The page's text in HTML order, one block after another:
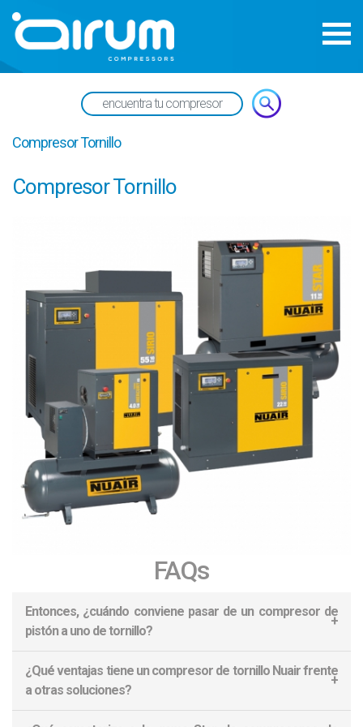
Compresor Tornillo
Compresor Tornillo
FAQs
Entonces, ¿cuándo conviene pasar de un compresor de
pistón a uno de tornillo?
Cuando se necesita aire comprimido durante muchas horas al día,
con varios puestos trabajando a la vez y/o un caudal elevado, el
compresor de tornillo es la mejor opción. Permite un
¿Qué ventajas tiene un compresor de tornillo Nuair frente
a otras soluciones?